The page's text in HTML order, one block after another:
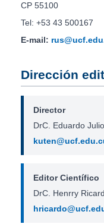
CP 55100
Tel: +53 43 500167
E-mail:
Dirección
Director
DrC. Eduardo
Editor Científico
DrC. Henrry